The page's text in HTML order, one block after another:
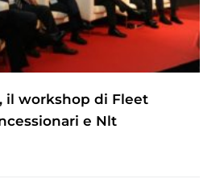
il workshop di Fleet
e Nlt